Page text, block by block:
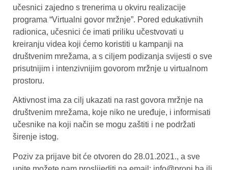
učesnici zajedno s trenerima u okviru realizacije
programa “Virtualni govor mržnje”. Pored edukativnih
radionica, učesnici će imati priliku učestvovati u
kreiranju videa koji ćemo koristiti u kampanji na
društvenim mrežama, a s ciljem podizanja svijesti o sve
prisutnijim i intenzivnijim govorom mržnje u virtualnom
prostoru.
Aktivnost ima za cilj ukazati na rast govora mržnje na
društvenim mrežama, koje niko ne uređuje, i informisati
učesnike na koji način se mogu zaštiti i ne podržati
širenje istog.
Poziv za prijave bit će otvoren do 28.01.2021., a sve